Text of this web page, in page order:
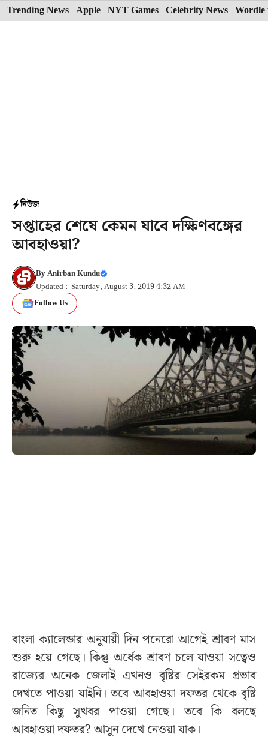
Skip
to
Trending News Apple NYT Games Celebrity News Wordle
নিউজ
সপ্তাহের শেষে কেমন যাবে দক্ষিণবঙ্গের
আবহাওয়া?
ByAnirban Kundu
Updated : Saturday, August 3, 2019 4:32 AM
Follow Us
বাংলা ক্যালেন্ডার অনুযায়ী দিন পনেরো আগেই শ্রাবণ মাস
শুরু হয়ে গেছে। কিন্তু অর্ধেক শ্রাবণ চলে যাওয়া সত্বেও
রাজ্যের অনেক জেলাই এখনও বৃষ্টির সেইরকম প্রভাব
দেখতে পাওয়া যাইনি। তবে আবহাওয়া দফতর থেকে বৃষ্টি
জনিত কিছু সুখবর পাওয়া গেছে। তবে কি বলছে
আবহাওয়া দফতর? আসুন দেখে নেওয়া যাক।